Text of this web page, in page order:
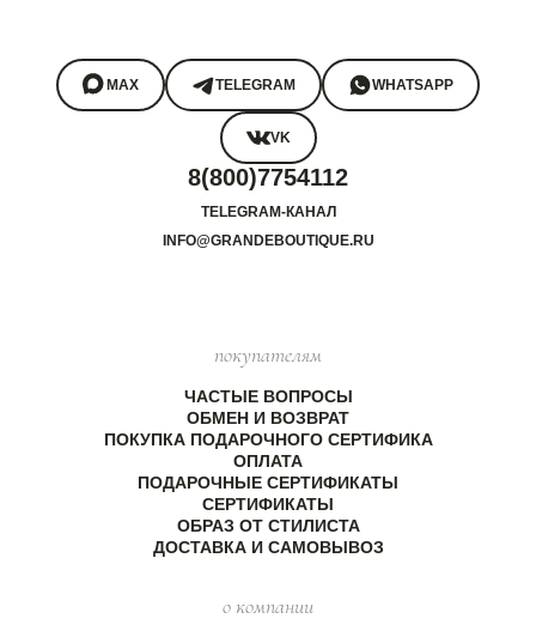
MAX TELEGRAM WHATSAPP
VK
8(800)7754112
TELEGRAM-КАНАЛ
INFO@GRANDEBOUTIQUE.RU
покупателям
ЧАСТЫЕ ВОПРОСЫ
ОБМЕН И ВОЗВРАТ
ПОКУПКА ПОДАРОЧНОГО СЕРТИФИКА
ОПЛАТА
ПОДАРОЧНЫЕ СЕРТИФИКАТЫ
СЕРТИФИКАТЫ
ОБРАЗ ОТ СТИЛИСТА
ДОСТАВКА И САМОВЫВОЗ
о компании